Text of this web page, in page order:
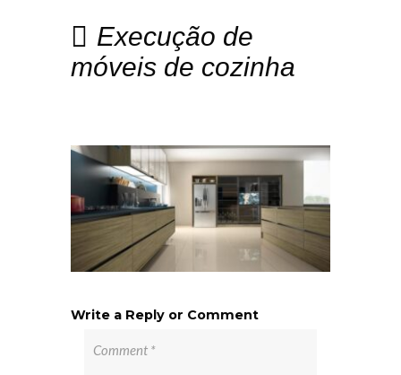
Execução de
móveis de cozinha
Write a Reply or Comment